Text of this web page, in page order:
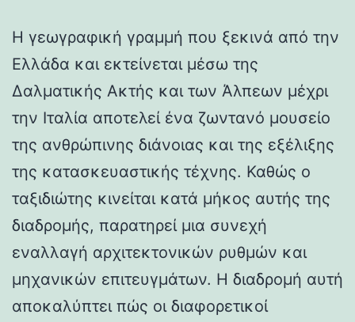
Η γεωγραφική γραμμή που ξεκινά από την
Ελλάδα και εκτείνεται μέσω της
Δαλματικής Ακτής και των Άλπεων μέχρι
την Ιταλία αποτελεί ένα ζωντανό μουσείο
της ανθρώπινης διάνοιας και της εξέλιξης
της κατασκευαστικής τέχνης. Καθώς ο
ταξιδιώτης κινείται κατά μήκος αυτής της
διαδρομής, παρατηρεί μια συνεχή
εναλλαγή αρχιτεκτονικών ρυθμών και
μηχανικών επιτευγμάτων. Η διαδρομή αυτή
αποκαλύπτει πώς οι διαφορετικοί